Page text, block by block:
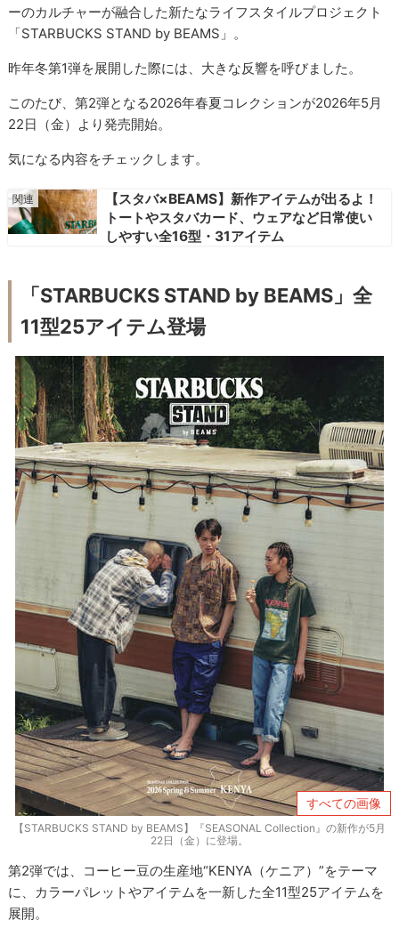
ーのカルチャーが融合した新たなライフスタイルプロジェクト
「STARBUCKS STAND by BEAMS」。
昨年冬第1弾を展開した際には、大きな反響を呼びました。
このたび、第2弾となる2026年春夏コレクションが2026年5月
22日（金）より発売開始。
気になる内容をチェックします。
【スタバ×BEAMS】新作アイテムが出るよ！
トートやスタバカード、ウェアなど日常使い
しやすい全16型・31アイテム
「STARBUCKS STAND by BEAMS」全
11型25アイテム登場
すべての画像
【STARBUCKS STAND by BEAMS】『SEASONAL Collection』の新作が5月
22日（金）に登場。
第2弾では、コーヒー豆の生産地“KENYA（ケニア）”をテーマ
に、カラーパレットやアイテムを一新した全11型25アイテムを
展開。